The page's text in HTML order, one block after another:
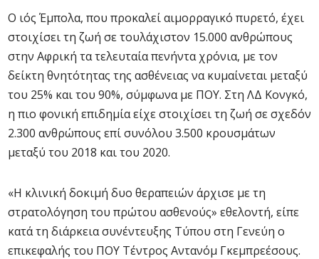
Ο ιός Έμπολα, που προκαλεί αιμορραγικό πυρετό, έχει
στοιχίσει τη ζωή σε τουλάχιστον 15.000 ανθρώπους
στην Αφρική τα τελευταία πενήντα χρόνια, με τον
δείκτη θνητότητας της ασθένειας να κυμαίνεται μεταξύ
του 25% και του 90%, σύμφωνα με ΠΟΥ. Στη ΛΔ Κονγκό,
η πιο φονική επιδημία είχε στοιχίσει τη ζωή σε σχεδόν
2.300 ανθρώπους επί συνόλου 3.500 κρουσμάτων
μεταξύ του 2018 και του 2020.
«Η κλινική δοκιμή δυο θεραπειών άρχισε με τη
στρατολόγηση του πρώτου ασθενούς» εθελοντή, είπε
κατά τη διάρκεια συνέντευξης Τύπου στη Γενεύη ο
επικεφαλής του ΠΟΥ Τέντρος Αντανόμ Γκεμπρεέσους.